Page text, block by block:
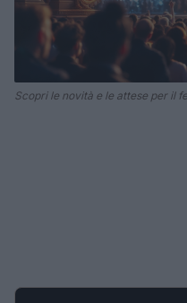
Scopri le novità e le attese per il